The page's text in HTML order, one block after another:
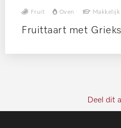
Fruit Oven Makkelijk
Fruittaart met
Deel dit